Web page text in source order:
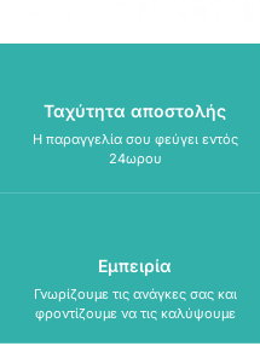
Ταχύτητα αποστολής
Η παραγγελία σου φεύγει εντός
24ωρου
Εμπειρία
Γνωρίζουμε τις ανάγκες σας και
φροντίζουμε να τις καλύψουμε